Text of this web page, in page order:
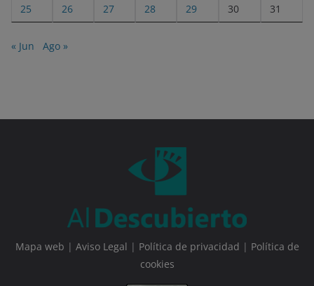
25 26 27 28 29 30 31
« Jun Ago »
Mapa web | Aviso Legal | Política de privacidad | Política de
cookies